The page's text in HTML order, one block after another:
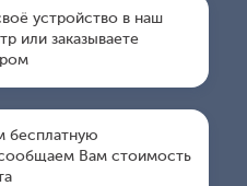
устройство в наш
или заказываете
бесплатную
Вам стоимость